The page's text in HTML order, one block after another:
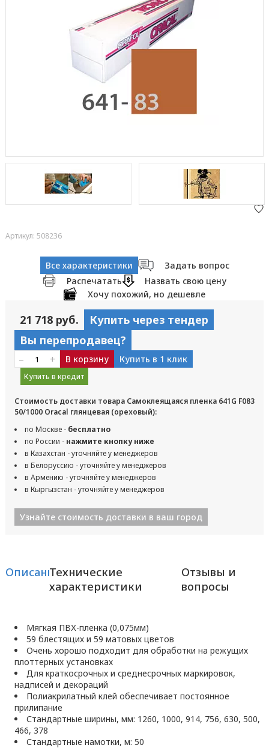
Артикул: 508236
Все характеристики
Задать вопрос
Распечатать
Назвать свою цену
Хочу похожий, но дешевле
21 718 руб.
Купить через тендер
Вы перепродавец?
– + В корзину Купить в 1 клик
Купить в кредит
Стоимость доставки товара Самоклеящаяся пленка 641G F083
50/1000 Oracal глянцевая (ореховый):
по Москве - бесплатно
по России - нажмите кнопку ниже
в Казахстан - уточняйте у менеджеров
в Белоруссию - уточняйте у менеджеров
в Армению - уточняйте у менеджеров
в Кыргызстан - уточняйте у менеджеров
Узнайте стоимость доставки в ваш город
ОписаниеТехнические
характеристики
Отзывы и
вопросы
Мягкая ПВХ-пленка (0,075мм)
59 блестящих и 59 матовых цветов
Очень хорошо подходит для обработки на режущих
плоттерных установках
Для краткосрочных и среднесрочных маркировок,
надписей и декораций
Полиакрилатный клей обеспечивает постоянное
прилипание
Стандартные ширины, мм: 1260, 1000, 914, 756, 630, 500,
466, 378
Стандартные намотки, м: 50